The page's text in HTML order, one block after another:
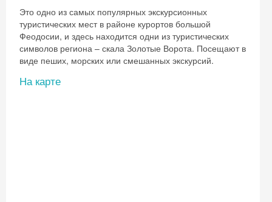
Это одно из самых популярных экскурсионных
туристических мест в районе курортов большой
Феодосии, и здесь находится одни из туристических
символов региона – скала Золотые Ворота. Посещают в
виде пеших, морских или смешанных экскурсий.
На карте